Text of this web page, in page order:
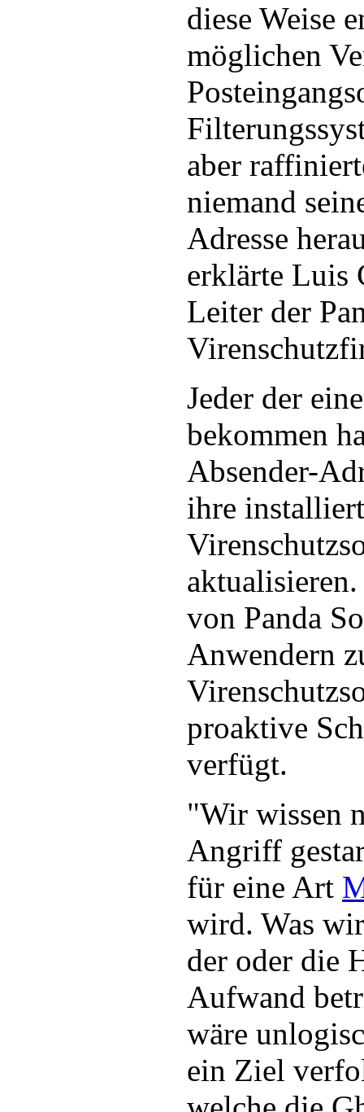
diese Weise
möglichen
aber
niemand
Adresse
erklärte Luis
Leiter der
Jeder der
bekommen
Absender-
ihre
von Panda
Anwendern
proaktive
verfügt.
"Wir wissen
Angriff
für eine Art
wird. Was
der oder die
Aufwand
wäre
ein Ziel